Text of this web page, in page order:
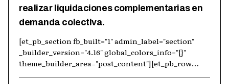
realizar liquidaciones complementarias en
demanda colectiva.
[et_pb_section fb_built="1" admin_label="section"
_builder_version="4.16" global_colors_info="{}"
theme_builder_area="post_content"][et_pb_row